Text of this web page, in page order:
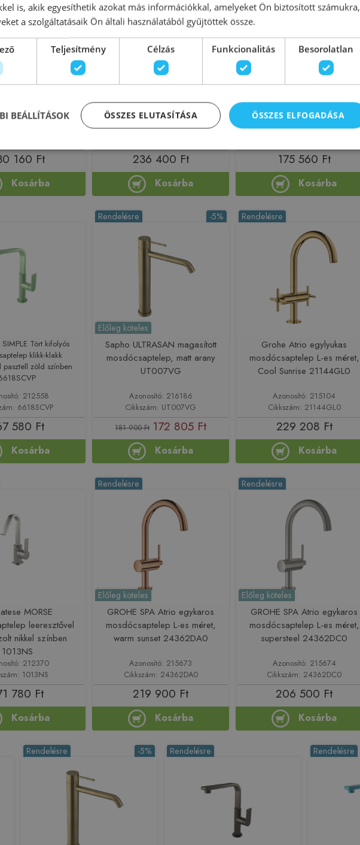
SIMPLE Tört kifolyós
160 Ft
Kosárba
GROHE SPA Atrio egykaros
brushed hard graphite
24362AL0
Azonosító: 215675
236 400 Ft
Kosárba
Bugnatese SIMPLE Tört kifolyós
grafit színben 6618SGF
Azonosító: 212543
175 560 Ft
Kosárba
Tört kifolyós
klikk-klakk
pasztell zöld színben
212558
6618SCVP
580 Ft
Kosárba
-5%
Rendelésre
Előleg köteles
Sapho ULTRASAN magasított
mosdócsaptelep, matt arany
UT007VG
Azonosító: 216186
Cikkszám: UT007VG
181 900 Ft 172 805 Ft
Kosárba
Rendelésre
Grohe Atrio egylyukas
mosdócsaptelep L-es méret,
Cool Sunrise 21144GL0
Azonosító: 215104
Cikkszám: 21144GL0
229 208 Ft
Kosárba
MORSE
leeresztővel
nikkel színben
1013NS
212370
1013NS
780 Ft
Kosárba
Rendelésre
Előleg köteles
GROHE SPA Atrio egykaros
mosdócsaptelep L-es méret,
warm sunset 24362DA0
Azonosító: 215673
Cikkszám: 24362DA0
219 900 Ft
Kosárba
Rendelésre
Előleg köteles
GROHE SPA Atrio egykaros
mosdócsaptelep L-es méret,
supersteel 24362DC0
Azonosító: 215674
Cikkszám: 24362DC0
206 500 Ft
Kosárba
-5%
Rendelésre Rendelésre Rendelésre
is, akik egyesíthetik azokat más információkkal, amelyeket Ön biztosított számukra,
a szolgáltatásaik Ön általi használatából gyűjtöttek össze.
Teljesítmény Célzás Funkcionalitás Besorolatlan
ÖSSZES ELFOGADÁSA
ÖSSZES ELUTASÍTÁSA
BEÁLLÍTÁSOK